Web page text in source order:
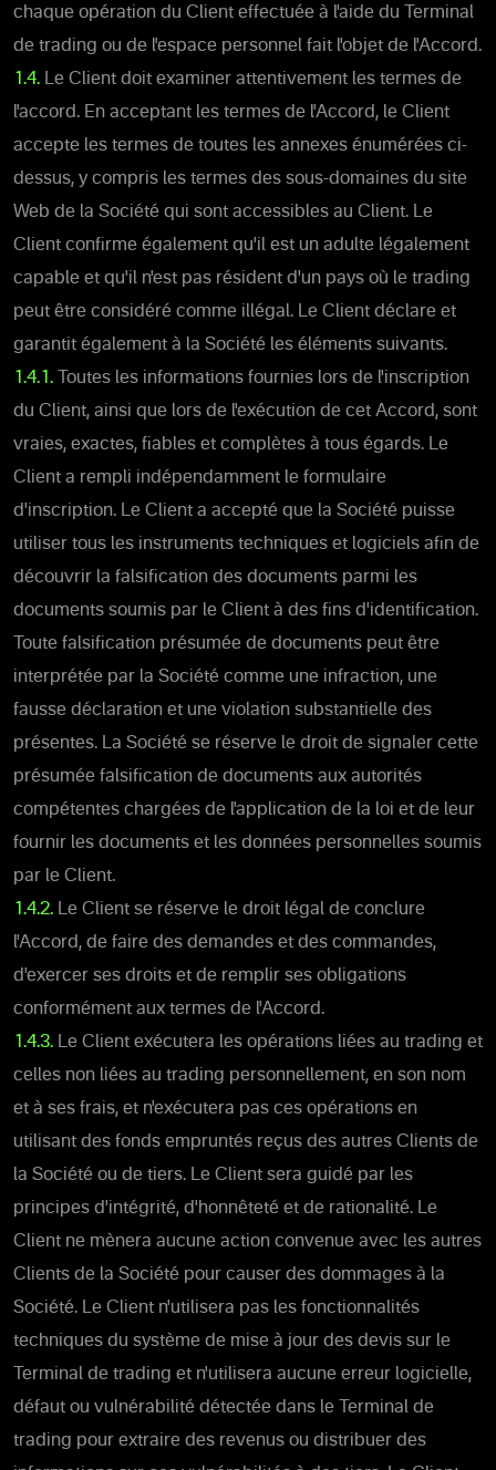
chaque opération du Client effectuée à l'aide du Terminal
de trading ou de l'espace personnel fait l'objet de l'Accord.
1.4. Le Client doit examiner attentivement les termes de
l'accord. En acceptant les termes de l'Accord, le Client
accepte les termes de toutes les annexes énumérées ci-
dessus, y compris les termes des sous-domaines du site
Web de la Société qui sont accessibles au Client. Le
Client confirme également qu'il est un adulte légalement
capable et qu'il n'est pas résident d'un pays où le trading
peut être considéré comme illégal. Le Client déclare et
garantit également à la Société les éléments suivants.
1.4.1. Toutes les informations fournies lors de l'inscription
du Client, ainsi que lors de l'exécution de cet Accord, sont
vraies, exactes, fiables et complètes à tous égards. Le
Client a rempli indépendamment le formulaire
d'inscription. Le Client a accepté que la Société puisse
utiliser tous les instruments techniques et logiciels afin de
découvrir la falsification des documents parmi les
documents soumis par le Client à des fins d'identification.
Toute falsification présumée de documents peut être
interprétée par la Société comme une infraction, une
fausse déclaration et une violation substantielle des
présentes. La Société se réserve le droit de signaler cette
présumée falsification de documents aux autorités
compétentes chargées de l'application de la loi et de leur
fournir les documents et les données personnelles soumis
par le Client.
1.4.2. Le Client se réserve le droit légal de conclure
l'Accord, de faire des demandes et des commandes,
d'exercer ses droits et de remplir ses obligations
conformément aux termes de l'Accord.
1.4.3. Le Client exécutera les opérations liées au trading et
celles non liées au trading personnellement, en son nom
et à ses frais, et n'exécutera pas ces opérations en
utilisant des fonds empruntés reçus des autres Clients de
la Société ou de tiers. Le Client sera guidé par les
principes d'intégrité, d'honnêteté et de rationalité. Le
Client ne mènera aucune action convenue avec les autres
Clients de la Société pour causer des dommages à la
Société. Le Client n'utilisera pas les fonctionnalités
techniques du système de mise à jour des devis sur le
Terminal de trading et n'utilisera aucune erreur logicielle,
défaut ou vulnérabilité détectée dans le Terminal de
trading pour extraire des revenus ou distribuer des